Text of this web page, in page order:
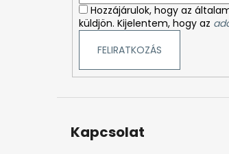
Hozzájárulok, hogy az
küldjön. Kijelentem, hogy az
FELIRATKOZÁS
Kapcsolat